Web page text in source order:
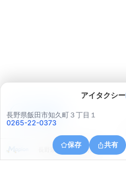
アイタクシー
長野県飯田市知久町３丁目１
0265-22-0373
保存 共有
長野県飯田市上郷別府
アプリで見る